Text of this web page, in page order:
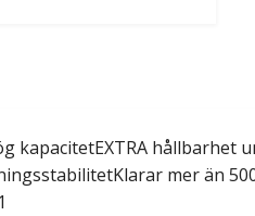
kapacitetEXTRA
mer än